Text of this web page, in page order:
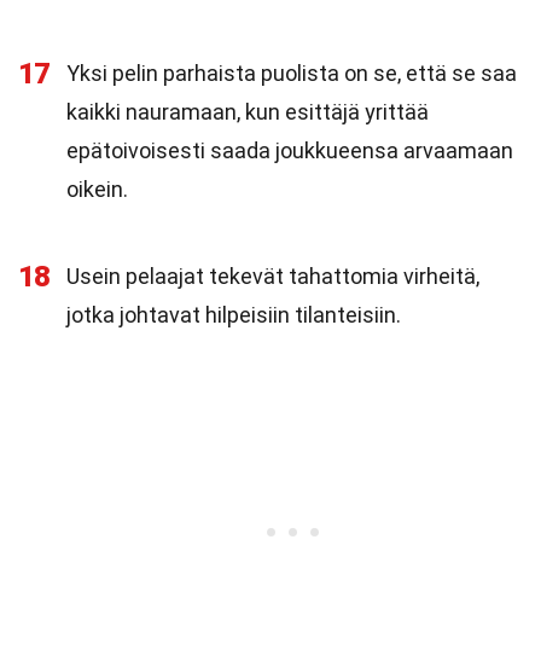
17
Yksi pelin parhaista puolista on se, että se saa
kaikki nauramaan, kun esittäjä yrittää
epätoivoisesti saada joukkueensa arvaamaan
oikein.
18
Usein pelaajat tekevät tahattomia virheitä,
jotka johtavat hilpeisiin tilanteisiin.